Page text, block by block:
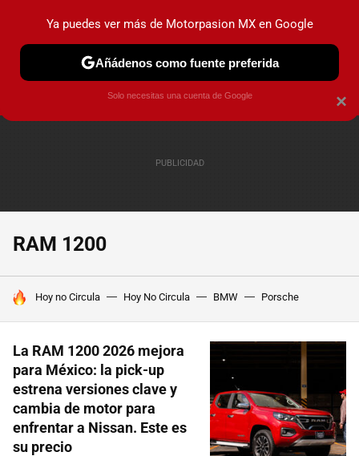
PRUEBAS INDUSTRIA HOY NO CIRCULA
RAM 1200
HOY SE HABLA DE
Hoy no Circula Hoy No Circula BMW Porsche
La RAM 1200 2026 mejora
para México: la pick-up
estrena versiones clave y
cambia de motor para
enfrentar a Nissan. Este es
su precio
×
Ya puedes ver más de Motorpasion MX en Google
Añádenos como fuente preferida
Solo necesitas una cuenta de Google